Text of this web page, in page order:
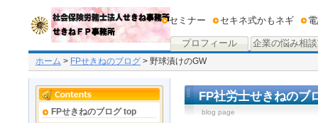
プロフィール 企業の悩み相
セミナー セキネ式かもネギ
ホーム > FPせきねのブログ > 野球漬けのGW
FPせきねのブログ top
FP社労士せきねのブ
blog page